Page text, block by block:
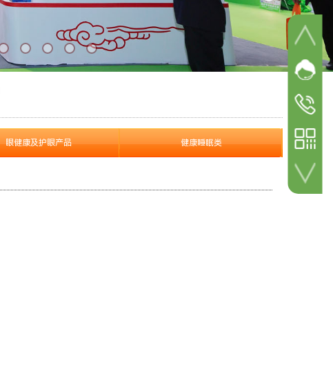
眼健康及护眼产品 健康睡眠类
网站客
参观咨询
参展咨询